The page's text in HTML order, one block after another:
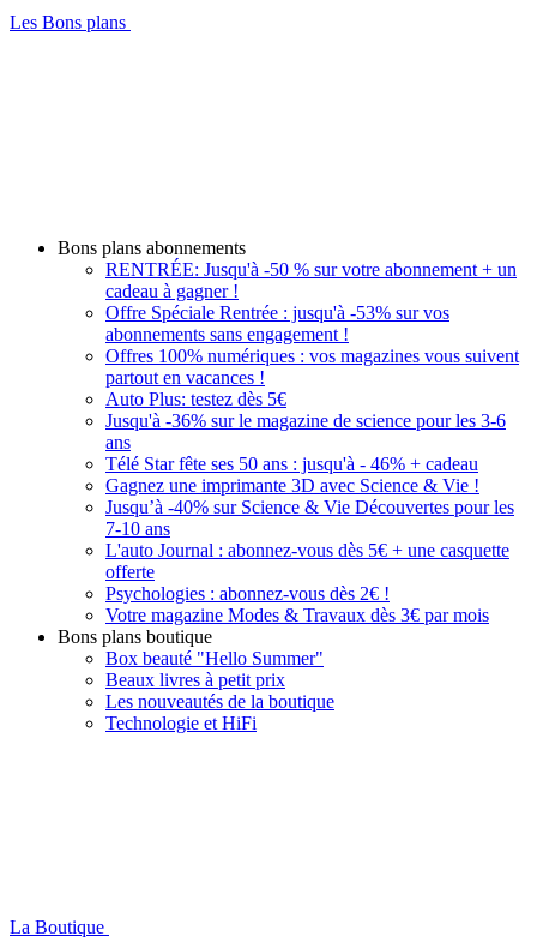
Les Bons plans
Bons plans abonnements
RENTRÉE: Jusqu'à -50 % sur votre abonnement + un
cadeau à gagner !
Offre Spéciale Rentrée : jusqu'à -53% sur vos
abonnements sans engagement !
Offres 100% numériques : vos magazines vous suivent
partout en vacances !
Auto Plus: testez dès 5€
Jusqu'à -36% sur le magazine de science pour les 3-6
ans
Télé Star fête ses 50 ans : jusqu'à - 46% + cadeau
Gagnez une imprimante 3D avec Science & Vie !
Jusqu’à -40% sur Science & Vie Découvertes pour les
7-10 ans
L'auto Journal : abonnez-vous dès 5€ + une casquette
offerte
Psychologies : abonnez-vous dès 2€ !
Votre magazine Modes & Travaux dès 3€ par mois
Bons plans boutique
Box beauté "Hello Summer"
Beaux livres à petit prix
Les nouveautés de la boutique
Technologie et HiFi
La Boutique